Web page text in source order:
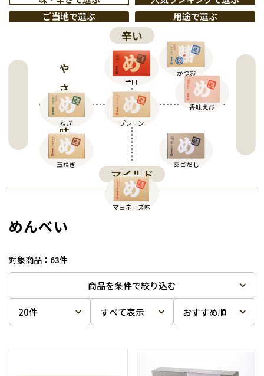
ご当地で選ぶ
用途で選ぶ
辛い
やさいの旨味 辛口
ねぎ プレーン
かつお
玉ねぎ
マヨネーズ味
あごだし
香味えび
マイルド
めんべい
商品を条件で絞り込む
63件